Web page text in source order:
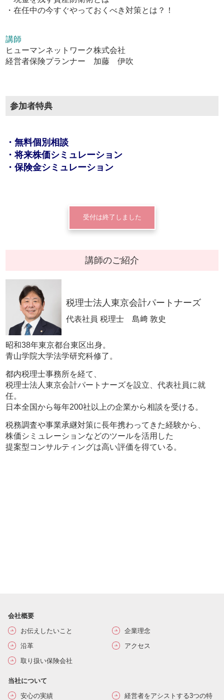
・在任中の今すぐやっておくべき対策とは？！
講師
ヒューマンネットワーク株式会社
経営者保険プランナー 加藤 伊吹
参加者特典
・無料個別相談
・将来株価シミュレーション
・保険金シミュレーション
受付は終了しました
講師のご紹介
税理士法人東京会計パートナーズ
代表社員 税理士 島﨑 敦史
昭和38年東京都台東区出身。
青山学院大学法学研究科修了。
都内税理士事務所を経て、
税理士法人東京会計パートナーズを設立、代表社員に就
任。
日本全国から毎年200社以上の企業から相談を受ける。
税務調査や事業承継対策に長年携わってきた経験から、
株価シミュレーションなどのツールを活用した
提案型コンサルティングは高い評価を得ている。
会社概要
お伝えしたいこと
企業理念
沿革
アクセス
取り扱い保険会社
当社について
安心の実績
経営者をアシストする3つの特